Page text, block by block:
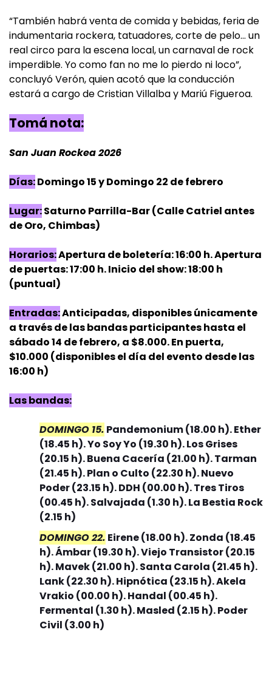
“También habrá venta de comida y bebidas, feria de
indumentaria rockera, tatuadores, corte de pelo… un
real circo para la escena local, un carnaval de rock
imperdible. Yo como fan no me lo pierdo ni loco”,
concluyó Verón, quien acotó que la conducción
estará a cargo de Cristian Villalba y Mariú Figueroa.
Tomá nota:
San Juan Rockea 2026
Días:Domingo 15 y Domingo 22 de febrero
Lugar:Saturno Parrilla-Bar (Calle Catriel antes
de Oro, Chimbas)
Horarios:Apertura de boletería: 16:00 h. Apertura
de puertas: 17:00 h. Inicio del show: 18:00 h
(puntual)
Entradas:Anticipadas, disponibles únicamente
a través de las bandas participantes hasta el
sábado 14 de febrero, a $8.000. En puerta,
$10.000 (disponibles el día del evento desde las
16:00 h)
Las bandas:
DOMINGO 15. Pandemonium (18.00 h). Ether
(18.45 h). Yo Soy Yo (19.30 h). Los Grises
(20.15 h). Buena Cacería (21.00 h). Tarman
(21.45 h). Plan o Culto (22.30 h). Nuevo
Poder (23.15 h). DDH (00.00 h). Tres Tiros
(00.45 h). Salvajada (1.30 h). La Bestia Rock
(2.15 h)
DOMINGO 22. Eirene (18.00 h). Zonda (18.45
h). Ámbar (19.30 h). Viejo Transistor (20.15
h). Mavek (21.00 h). Santa Carola (21.45 h).
Lank (22.30 h). Hipnótica (23.15 h). Akela
Vrakio (00.00 h). Handal (00.45 h).
Fermental (1.30 h). Masled (2.15 h). Poder
Civil (3.00 h)